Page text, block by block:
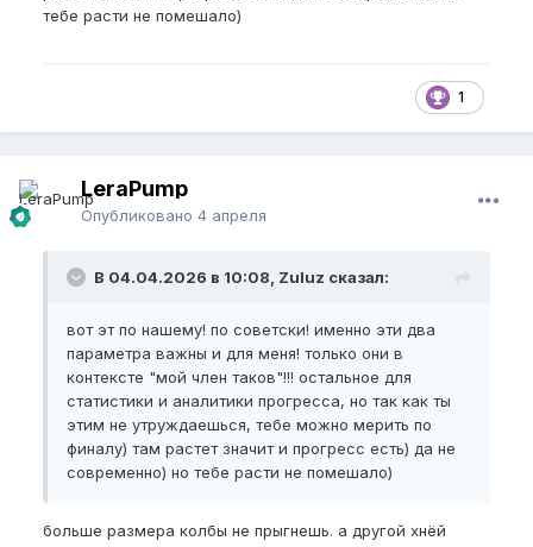
тебе расти не помешало)
1
LeraPump
Опубликовано 4 апреля
В 04.04.2026 в 10:08, Zuluz сказал:
вот эт по нашему! по советски! именно эти два
параметра важны и для меня! только они в
контексте "мой член таков"!!! остальное для
статистики и аналитики прогресса, но так как ты
этим не утруждаешься, тебе можно мерить по
финалу) там растет значит и прогресс есть) да не
современно) но тебе расти не помешало)
больше размера колбы не прыгнешь. а другой хнёй